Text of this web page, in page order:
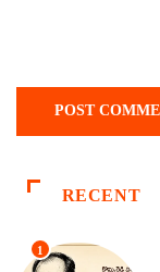
RECENT
1